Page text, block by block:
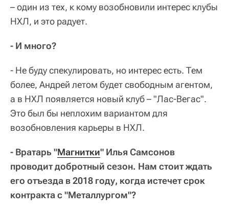
– один из тех, к кому возобновили интерес клубы
НХЛ, и это радует.
- И много?
- Не буду спекулировать, но интерес есть. Тем
более, Андрей летом будет свободным агентом,
а в НХЛ появляется новый клуб – "Лас-Вегас".
Это был бы неплохим вариантом для
возобновления карьеры в НХЛ.
- Вратарь "Магнитки" Илья Самсонов
проводит добротный сезон. Нам стоит ждать
его отъезда в 2018 году, когда истечет срок
контракта с "Металлургом"?